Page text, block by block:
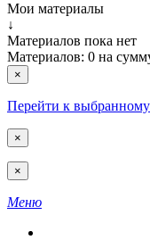
Мои материалы
↓
Материалов пока нет
Материалов: 0 на
×
Перейти к выбранному
×
×
Меню